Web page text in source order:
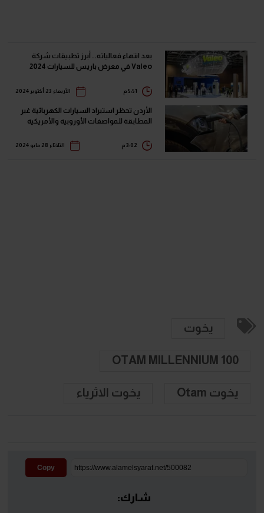
بعد انتهاء فعالياته.. أبرز تطبيقات شركة
Valeo في معرض باريس للسيارات 2024
الأربعاء 23 أكتوبر 2024
الأردن تحظر استيراد السيارات الكهربائية غير
المطابقة للمواصفات الأوروبية والأمريكية
الثلاثاء 28 مايو 2024
يخوت
OTAM MILLENNIUM 100
يخوت Otam يخوت الاثرياء
Copy
شارك: